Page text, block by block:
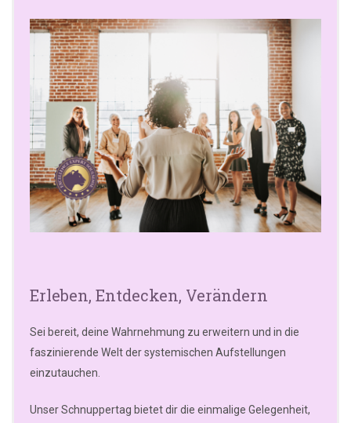
Erleben, Entdecken, Verändern
Sei bereit, deine Wahrnehmung zu erweitern und in die
faszinierende Welt der systemischen Aufstellungen
einzutauchen.
Unser Schnuppertag bietet dir die einmalige Gelegenheit,